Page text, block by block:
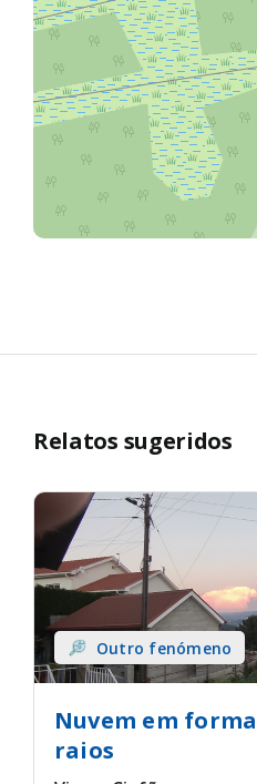
Relatos sugeridos
Outro fenómeno
Nuvem em
raios